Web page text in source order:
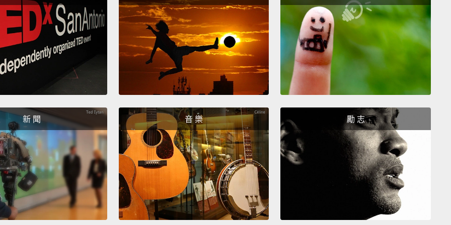
Thank you, Christian. I'm guessing that's the last one.
Whoo, she almost fell. But she caught herself.
Praise God.
感謝你，Christian。我猜這是最後一個了。噢，她差點跌倒。
但她自己站起來了。感恩上帝，讚嘆上帝。
新 聞 音 樂 勵 志